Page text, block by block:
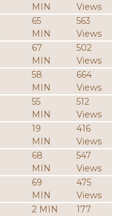
MIN
Views
65
MIN
563
Views
67
MIN
502
Views
58
MIN
664
Views
55
MIN
512
Views
19
MIN
416
Views
68
MIN
547
Views
69
MIN
475
Views
2 MIN
177